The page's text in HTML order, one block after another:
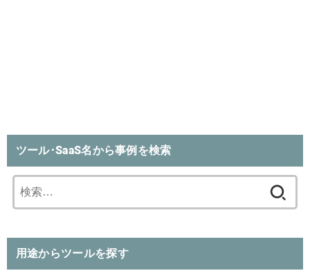
ツール･SaaS名から事例を検索
索:
用途からツールを探す